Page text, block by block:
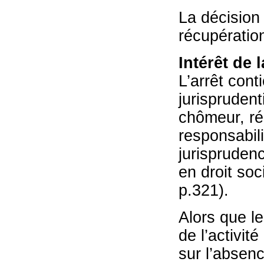
La
Intérêt de
L’arrêt
chômeur,
en droit
p.321).
Alors que
de
sur